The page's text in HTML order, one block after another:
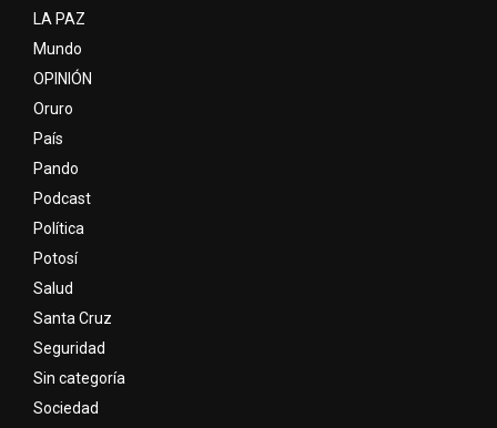
LA PAZ
Mundo
OPINIÓN
Oruro
País
Pando
Podcast
Política
Potosí
Salud
Santa Cruz
Seguridad
Sin categoría
Sociedad